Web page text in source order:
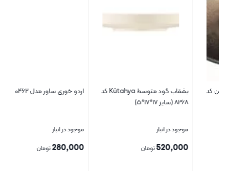
بشقاب گود متوسط Kütahya کد
موجود در انبار
520,000تومان
اردو خوری ساور مدل ۰۴۶۲
موجود در انبار
280,000تومان